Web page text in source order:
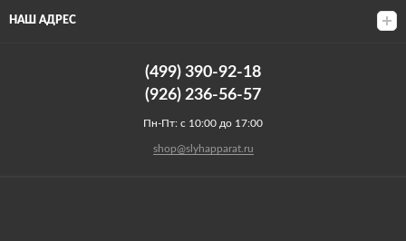
НАШ АДРЕС
(499) 390-92-18
(926) 236-56-57
Пн-Пт: с 10:00 до 17:00
shop@slyhapparat.ru